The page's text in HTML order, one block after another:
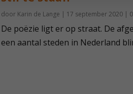
door Karin de Lange | 17 september 2020| 0
De poëzie ligt er op straat. De
een aantal steden in Nederland